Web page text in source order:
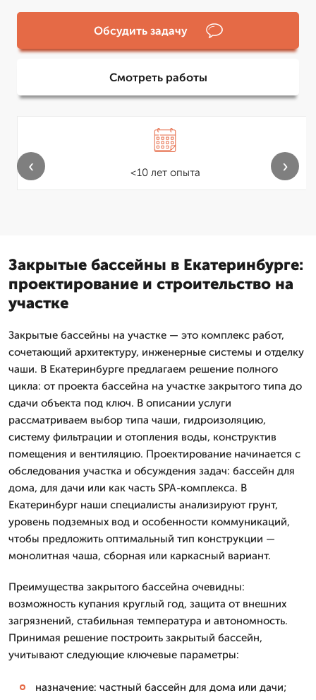
Обсудить задачу
Смотреть работы
<10 лет опыта
‹ ›
Закрытые бассейны в Екатеринбурге:
проектирование и строительство на
участке
Закрытые бассейны на участке — это комплекс работ,
сочетающий архитектуру, инженерные системы и отделку
чаши. В Екатеринбурге предлагаем решение полного
цикла: от проекта бассейна на участке закрытого типа до
сдачи объекта под ключ. В описании услуги
рассматриваем выбор типа чаши, гидроизоляцию,
систему фильтрации и отопления воды, конструктив
помещения и вентиляцию. Проектирование начинается с
обследования участка и обсуждения задач: бассейн для
дома, для дачи или как часть SPA-комплекса. В
Екатеринбург наши специалисты анализируют грунт,
уровень подземных вод и особенности коммуникаций,
чтобы предложить оптимальный тип конструкции —
монолитная чаша, сборная или каркасный вариант.
Преимущества закрытого бассейна очевидны:
возможность купания круглый год, защита от внешних
загрязнений, стабильная температура и автономность.
Принимая решение построить закрытый бассейн,
учитывают следующие ключевые параметры:
назначение: частный бассейн для дома или дачи;